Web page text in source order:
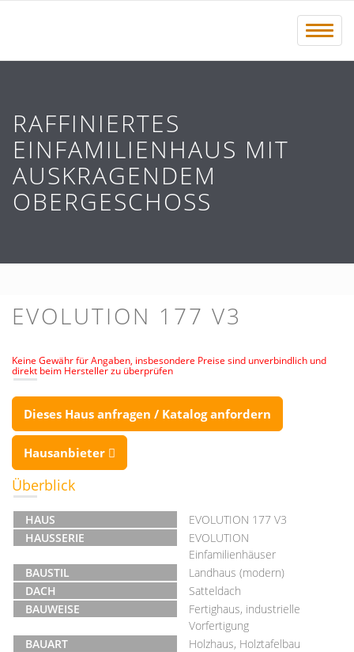
Menü
RAFFINIERTES
EINFAMILIENHAUS MIT
AUSKRAGENDEM
OBERGESCHOSS
EVOLUTION 177 V3
Keine Gewähr für Angaben, insbesondere Preise sind unverbindlich und
direkt beim Hersteller zu überprüfen
Dieses Haus anfragen / Katalog anfordern
Hausanbieter
Überblick
HAUS
EVOLUTION 177 V3
HAUSSERIE
EVOLUTION
Einfamilienhäuser
BAUSTIL
Landhaus (modern)
DACH
Satteldach
BAUWEISE
Fertighaus, industrielle
Vorfertigung
BAUART
Holzhaus, Holztafelbau